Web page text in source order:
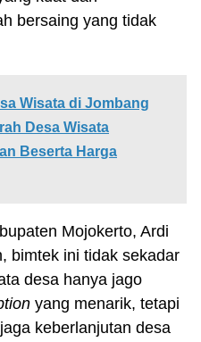
bersaing yang tidak
Wisata di Jombang
Desa Wisata
Beserta Harga
Mojokerto, Ardi
bimtek ini tidak sekadar
desa hanya jago
yang menarik, tetapi
keberlanjutan desa